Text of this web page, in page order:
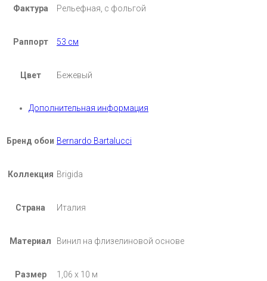
Фактура Рельефная, с фольгой
Раппорт 53 см
Цвет Бежевый
Дополнительная информация
Бренд обои Bernardo Bartalucci
Коллекция Brigida
Страна Италия
Материал Винил на флизелиновой основе
Размер 1,06 х 10 м